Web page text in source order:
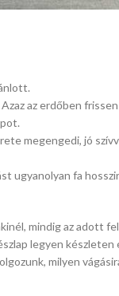
az erdőben
megengedi, jó
fa
mindig az adott
legyen készleten
milyen